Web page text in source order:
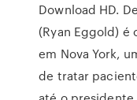
Download HD.
(Ryan Eggold)
em Nova York,
de tratar